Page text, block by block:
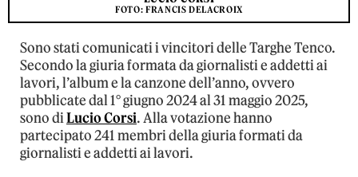
FOTO: FRANCIS DELACROIX
Sono stati comunicati i vincitori delle Targhe Tenco.
Secondo la giuria formata da giornalisti e addetti ai
lavori, l’album e la canzone dell’anno, ovvero
pubblicate dal 1° giugno 2024 al 31 maggio 2025,
sono diLucio Corsi. Alla votazione hanno
partecipato 241 membri della giuria formati da
giornalisti e addetti ai lavori.